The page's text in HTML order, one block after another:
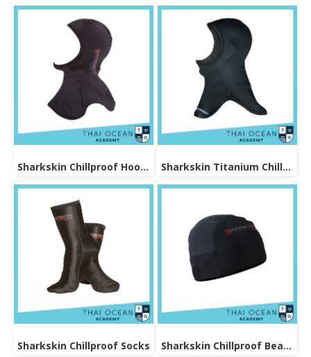
Sharkskin Chillproof Hood Bibbed Sharkskin Titanium Chillproof Hood
Sharkskin Chillproof Socks Sharkskin Chillproof Beanie